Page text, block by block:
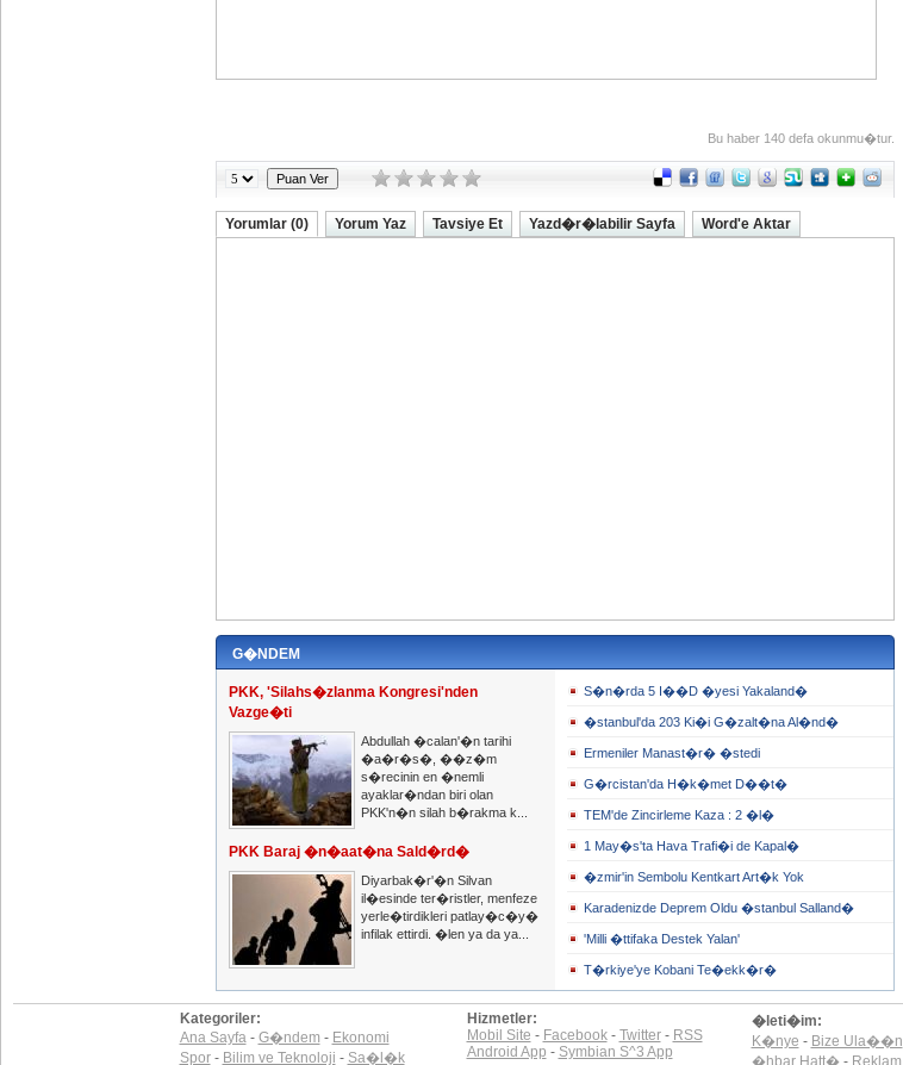
Bu haber 140 defa okunmu�tur.
Yorumlar (0) Yorum Yaz Tavsiye Et Yazd�r�labilir Sayfa Word'e Aktar
G�NDEM
PKK, 'Silahs�zlanma Kongresi'nden
Vazge�ti
Abdullah �calan'�n tarihi
�a�r�s�, ��z�m
s�recinin en �nemli
ayaklar�ndan biri olan
PKK'n�n silah b�rakma k...
PKK Baraj �n�aat�na Sald�rd�
Diyarbak�r'�n Silvan
il�esinde ter�ristler, menfeze
yerle�tirdikleri patlay�c�y�
infilak ettirdi. �len ya da ya...
S�n�rda 5 I��D �yesi Yakaland�
�stanbul'da 203 Ki�i G�zalt�na Al�nd�
Ermeniler Manast�r� �stedi
G�rcistan'da H�k�met D��t�
TEM'de Zincirleme Kaza : 2 �l�
1 May�s'ta Hava Trafi�i de Kapal�
�zmir'in Sembolu Kentkart Art�k Yok
Karadenizde Deprem Oldu �stanbul Salland�
'Milli �ttifaka Destek Yalan'
T�rkiye'ye Kobani Te�ekk�r�
Kategoriler:
Ana Sayfa- G�ndem - Ekonomi
Spor- Bilim ve Teknoloji - Sa�l�k
Hizmetler:
Mobil Site - Facebook- Twitter- RSS
Android App - Symbian S^3 App
�leti�im:
K�nye - Bize Ula��n
�hbar Hatt�- Reklam